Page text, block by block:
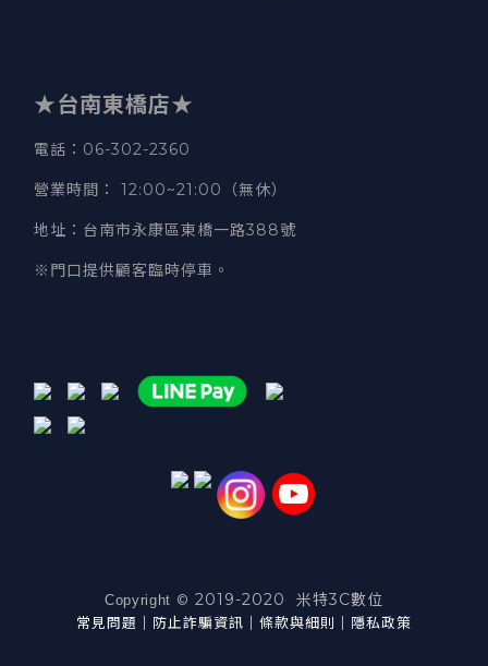
★台南東橋店★
電話 ：06-302-2360
營業時間 ： 12:00~21:00（無休）
地址 ：台南市永康區東橋一路388號
※門口提供顧客臨時停車。
Copyright © 2019-2020 米特3C數位
常見問題 防止詐騙資訊 條款與細則 隱私政策